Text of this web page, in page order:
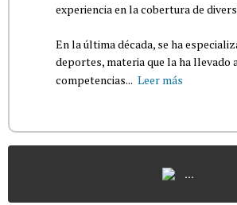
experiencia en la cobertura de
En la última década, se ha
deportes, materia que la ha llevado
competencias... Leer más
...